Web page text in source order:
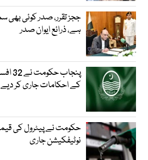
ججز تقرر، صدر کوئی بھی
ہے، ذرائع ایوان صدر
کے احکامات جاری کر دیے
حکومت نے پیٹرول کی
نوٹیفکیشن جاری